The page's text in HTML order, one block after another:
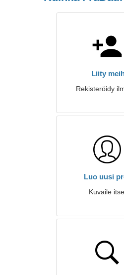
Liity
Rekisteröidy
Luo uusi
Kuvaile